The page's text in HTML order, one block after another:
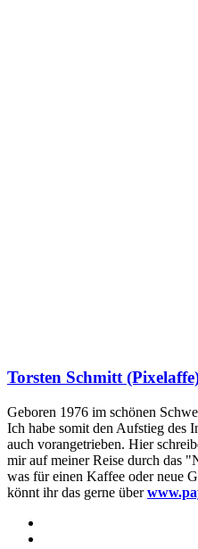
Torsten Schmitt
Geboren 1976 im schönen
Ich habe somit den Aufstieg des
auch vorangetrieben. Hier
mir auf meiner Reise durch das
was für einen Kaffee oder neue
könnt ihr das gerne über